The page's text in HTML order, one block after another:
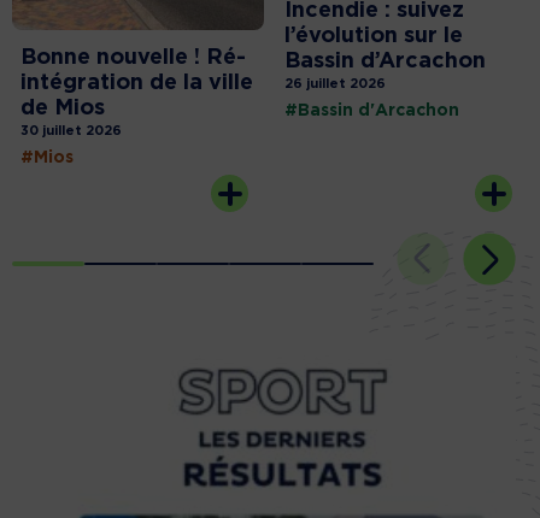
Bonne nouvelle ! Ré-
intégration de la ville
de Mios
30 juillet 2026
#Mios
Incendie : suivez
l’évolution sur le
Bassin d’Arcachon
26 juillet 2026
#Bassin d'Arcachon